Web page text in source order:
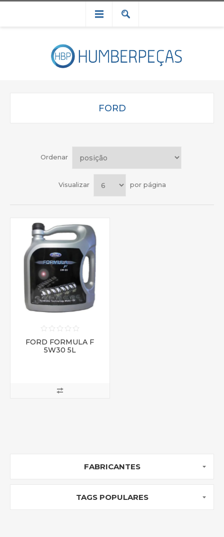
FORD
Ordenar
Visualizar por página
FORD FORMULA F
5W30 5L
FABRICANTES
TAGS POPULARES